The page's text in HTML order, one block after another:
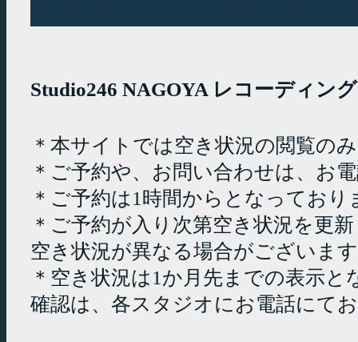
Studio246 NAGOYA レコーディン
＊本サイトでは空き状況の閲覧の
＊ご予約や、お問い合わせは、お
＊ご予約は1時間からとなっており
＊ご予約が入り次第空き状況を更
空き状況が異なる場合がございま
＊空き状況は1か月先までの表示
確認は、各スタジオにお電話にて